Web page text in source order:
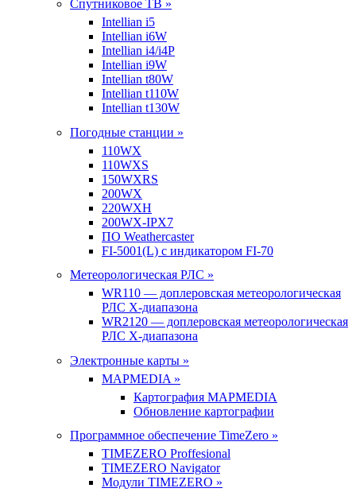
Спутниковое ТВ »
Intellian i5
Intellian i6W
Intellian i4/i4P
Intellian i9W
Intellian t80W
Intellian t110W
Intellian t130W
Погодные станции »
110WX
110WXS
150WXRS
200WX
220WXH
200WX-IPX7
ПО Weathercaster
FI-5001(L) с индикатором FI-70
Метеорологическая РЛС »
WR110 — доплеровская метеорологическая
РЛС X-диапазона
WR2120 — доплеровская метеорологическая
РЛС X-диапазона
Электронные карты »
MAPMEDIA »
Картография MAPMEDIA
Обновление картографии
Программное обеспечение TimeZero »
TIMEZERO Proffesional
TIMEZERO Navigator
Модули TIMEZERO »